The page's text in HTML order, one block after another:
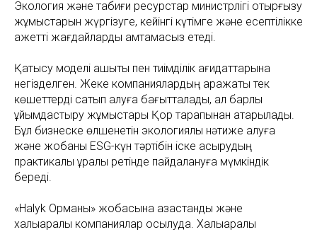
Экология және табиғи ресурстар министрлігі отырғызу
жұмыстарын жүргізуге, кейінгі күтімге және есептілікке
қажетті жағдайларды қамтамасыз етеді.
Қатысу моделі ашықтық пен тиімділік қағидаттарына
негізделген. Жеке компаниялардың қаражаты тек
көшеттерді сатып алуға бағытталады, ал барлық
ұйымдастыру жұмыстары Қор тарапынан атқарылады.
Бұл бизнеске өлшенетін экологиялық нәтиже алуға
және жобаны ESG-күн тәртібін іске асырудың
практикалық құралы ретінде пайдалануға мүмкіндік
береді.
«Halyk Орманы» жобасына қазақстандық және
халықаралық компаниялар қосылуда. Халықаралық